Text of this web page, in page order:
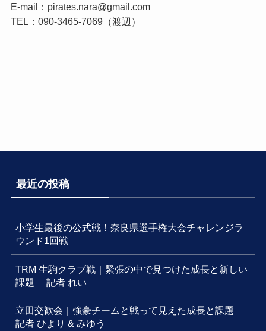
E-mail：pirates.nara@gmail.com
TEL：090-3465-7069（渡辺）
最近の投稿
小学生最後の公式戦！奈良県選手権大会チャレンジラ
ウンド1回戦
TRM 生駒クラブ戦｜緊張の中で見つけた成長と新しい
課題 記者 れい
立田交歓会｜強豪チームと戦って見えた成長と課題
記者 ひより & みゆう